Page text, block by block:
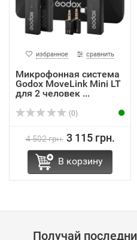
избранное сравнить
Микрофонная система
Godox MoveLink Mini LT
для 2 человек ...
(0)
4 502 грн. 3 115 грн.
В корзину
Получай